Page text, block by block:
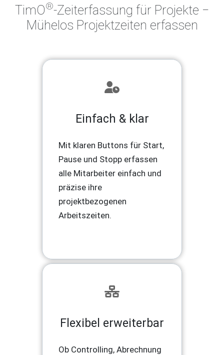
TimO®-Zeiterfassung für Projekte ‒
Mühelos Projektzeiten erfassen
Einfach & klar
Mit klaren Buttons für Start,
Pause und Stopp erfassen
alle Mitarbeiter einfach und
präzise ihre
projektbezogenen
Arbeitszeiten.
Flexibel erweiterbar
Ob Controlling, Abrechnung